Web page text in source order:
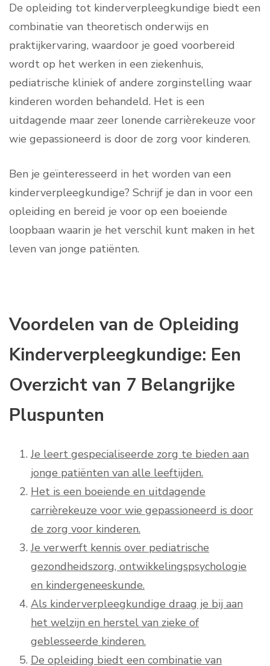
De opleiding tot kinderverpleegkundige biedt een
combinatie van theoretisch onderwijs en
praktijkervaring, waardoor je goed voorbereid
wordt op het werken in een ziekenhuis,
pediatrische kliniek of andere zorginstelling waar
kinderen worden behandeld. Het is een
uitdagende maar zeer lonende carrièrekeuze voor
wie gepassioneerd is door de zorg voor kinderen.
Ben je geïnteresseerd in het worden van een
kinderverpleegkundige? Schrijf je dan in voor een
opleiding en bereid je voor op een boeiende
loopbaan waarin je het verschil kunt maken in het
leven van jonge patiënten.
Voordelen van de Opleiding
Kinderverpleegkundige: Een
Overzicht van 7 Belangrijke
Pluspunten
Je leert gespecialiseerde zorg te bieden aan
jonge patiënten van alle leeftijden.
Het is een boeiende en uitdagende
carrièrekeuze voor wie gepassioneerd is door
de zorg voor kinderen.
Je verwerft kennis over pediatrische
gezondheidszorg, ontwikkelingspsychologie
en kindergeneeskunde.
Als kinderverpleegkundige draag je bij aan
het welzijn en herstel van zieke of
geblesseerde kinderen.
De opleiding biedt een combinatie van